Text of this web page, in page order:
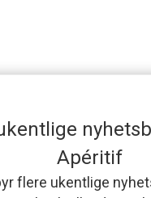
Apéritif
flere ukentlige
freddo